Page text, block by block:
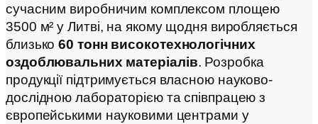
сучасним виробничим комплексом площею
3500 м² у Литві, на якому щодня виробляється
близько60 тонн високотехнологічних
оздоблювальних матеріалів. Розробка
продукції підтримується власною науково-
дослідною лабораторією та співпрацею з
європейськими науковими центрами у